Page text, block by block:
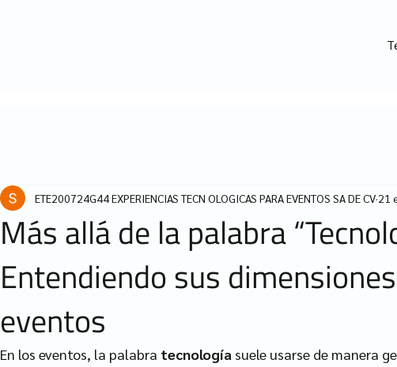
Más allá de la palabra
Entendiendo sus
eventos
ETE200724G44 EXPERIENCIAS TECN OLOGICAS PARA EVENTOS SA DE CV 21
En los eventos, la palabra tecnología suele usarse de manera